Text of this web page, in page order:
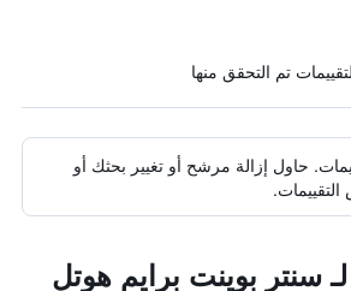
حاول إزالة مرشح أو تغيير بحثك أو
سنتر بوينت برايم هوتل